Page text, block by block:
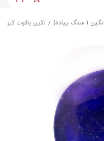
نگین ( سنگ پیاده) نگین یاقوت کبود